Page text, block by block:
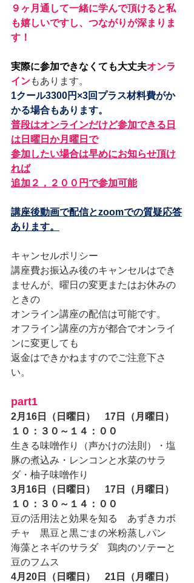
９ヶ月通して一緒に学んで頂けると私
も嬉しいですし、つながりが深まりま
す！
実際に参加できなくても大丈夫オンラ
インもあります。
1クール3300円×3回プラス材料費がか
かる場合もあります。
普段はオンラインだけど参加できる日
は日曜日か月曜日で
参加したい場合は早めにお知らせ頂け
れば
追加２，２００円で参加可能
講座後動画で配信とzoomでの質疑応答
あります。
キャンセルポリシー
講座費お振込み後のキャンセルはでき
ませんが、曜日の変更またはお休みの
ときの
オンライン講座の配信は可能です。
オフライン講座の方が都合でオンライ
ンに変更しても
返金はできかねますのでご注意下さ
い。
part1
2月16日（日曜日）　17日（月曜日）
１０：３０～１４：００
生きる味噌作り（声かけの法則）・塩
豚の煮込み・レンコンと水菜のサラ
ダ・柚子味噌作り
3月16日（日曜日）　17日（月曜日）
１０：３０～１４：００
豆の活用法と効果を知る　あずきカボ
チャ　黒豆と黒ごまの米粉蒸しパン
海藻とネギのサラダ　鶏肉のソテーと
豆のフムス
4月20日（日曜日）　21日（月曜日）